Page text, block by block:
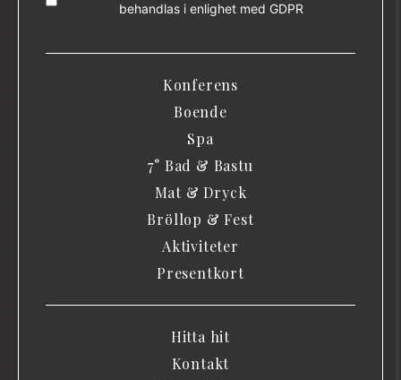
behandlas i enlighet med GDPR
Konferens
Boende
Spa
7° Bad & Bastu
Mat & Dryck
Bröllop & Fest
Aktiviteter
Presentkort
Hitta hit
Kontakt